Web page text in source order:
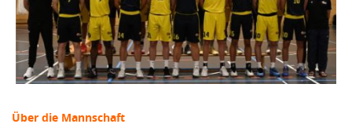
Über die Mannschaft